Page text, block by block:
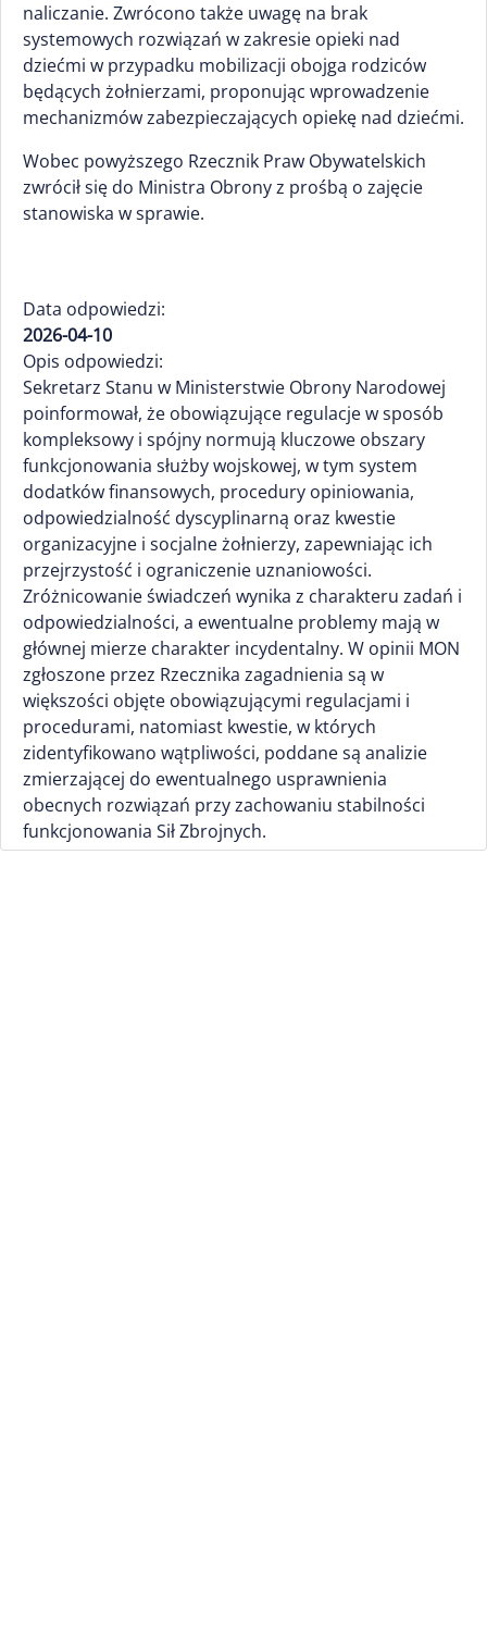
naliczanie. Zwrócono także uwagę na brak
systemowych rozwiązań w zakresie opieki nad
dziećmi w przypadku mobilizacji obojga rodziców
będących żołnierzami, proponując wprowadzenie
mechanizmów zabezpieczających opiekę nad dziećmi.
Wobec powyższego Rzecznik Praw Obywatelskich
zwrócił się do Ministra Obrony z prośbą o zajęcie
stanowiska w sprawie.
Data odpowiedzi:
2026-04-10
Opis odpowiedzi:
Sekretarz Stanu w Ministerstwie Obrony Narodowej
poinformował, że obowiązujące regulacje w sposób
kompleksowy i spójny normują kluczowe obszary
funkcjonowania służby wojskowej, w tym system
dodatków finansowych, procedury opiniowania,
odpowiedzialność dyscyplinarną oraz kwestie
organizacyjne i socjalne żołnierzy, zapewniając ich
przejrzystość i ograniczenie uznaniowości.
Zróżnicowanie świadczeń wynika z charakteru zadań i
odpowiedzialności, a ewentualne problemy mają w
głównej mierze charakter incydentalny. W opinii MON
zgłoszone przez Rzecznika zagadnienia są w
większości objęte obowiązującymi regulacjami i
procedurami, natomiast kwestie, w których
zidentyfikowano wątpliwości, poddane są analizie
zmierzającej do ewentualnego usprawnienia
obecnych rozwiązań przy zachowaniu stabilności
funkcjonowania Sił Zbrojnych.